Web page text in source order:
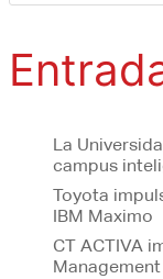
La
campus
Toyota
IBM Maximo
CT ACTIVA